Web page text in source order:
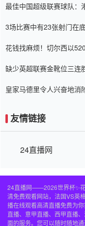
最佳中国超级联赛球队：
3场比赛中有23张射门在
花钱找麻烦！切尔西以
缺少英超联赛金靴位三连
皇家马德里令人兴奋地消
友情链接
24直播网
24直播网——2026世界杯✨
清免费观看网站，法国VS英
播在线观看高清直播免费为
直播、意甲直播、西甲直播
面的服务。您可以随时随地